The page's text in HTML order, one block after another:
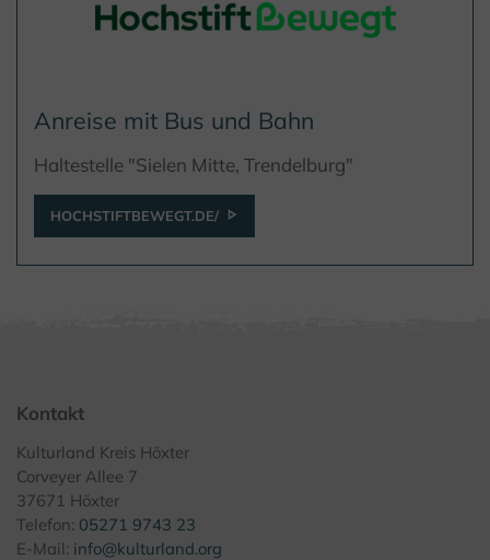
Anreise mit Bus und Bahn
Haltestelle "Sielen Mitte, Trendelburg"
HOCHSTIFTBEWEGT.DE/
Kontakt
Kulturland Kreis Höxter
Corveyer Allee 7
37671 Höxter
Telefon: 05271 9743 23
E-Mail: info@kulturland.org